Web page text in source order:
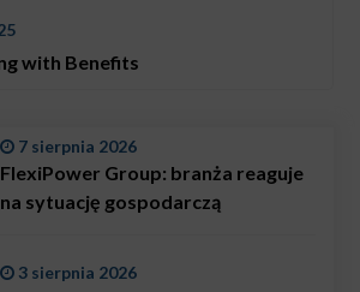
with Benefits
7 sierpnia 2026
FlexiPower Group: branża reaguje
na sytuację gospodarczą
3 sierpnia 2026